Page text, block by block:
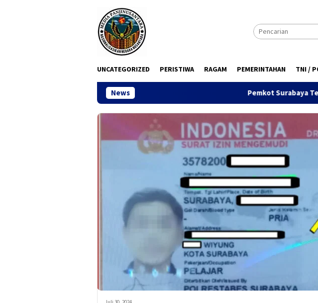
UNCATEGORIZED PERISTIWA RAGAM PEMERINTAHAN TNI /
News Pemkot Surabaya Tetapkan Direksi